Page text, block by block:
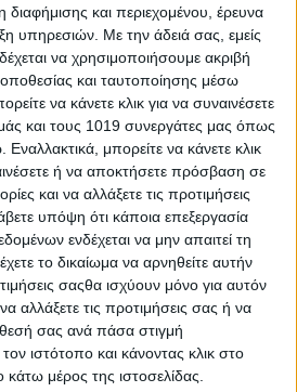
διαφήμισης και περιεχομένου, έρευνα
υπηρεσιών. Με την άδειά σας, εμείς
να χρησιμοποιήσουμε ακριβή
και ταυτοποίησης μέσω
να κάνετε κλικ για να συναινέσετε
και τους 1019 συνεργάτες μας όπως
μπορείτε να κάνετε κλικ
ή να αποκτήσετε πρόσβαση σε
και να αλλάξετε τις προτιμήσεις
υπόψη ότι κάποια επεξεργασία
ενδέχεται να μην απαιτεί τη
το δικαίωμα να αρνηθείτε αυτήν
σαςθα ισχύουν μόνο για αυτόν
αλλάξετε τις προτιμήσεις σας ή να
σας ανά πάσα στιγμή
ιστότοπο και κάνοντας κλικ στο
μέρος της ιστοσελίδας.
Πάτοι Σιλικόνης
(41/42)
17,10€